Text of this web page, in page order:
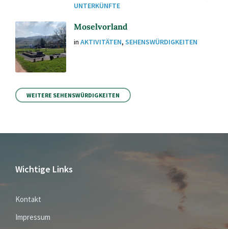
UNTERKÜNFTE
Moselvorland
in AKTIVITÄTEN, SEHENSWÜRDIGKEITEN
WEITERE SEHENSWÜRDIGKEITEN
Wichtige Links
Kontakt
Impressum